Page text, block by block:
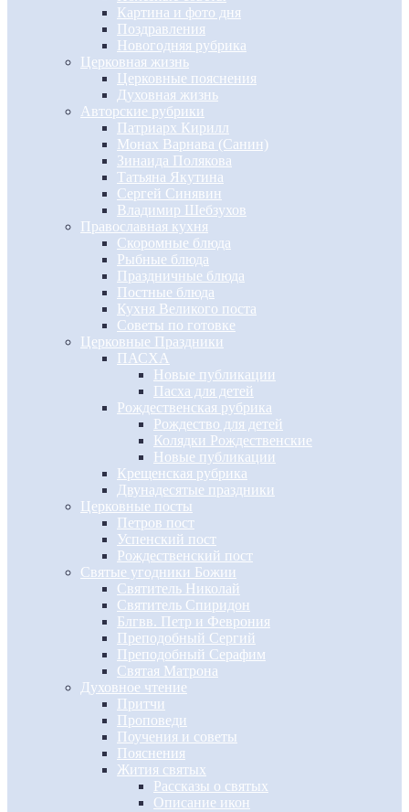
Картина и фото дня
Поздравления
Новогодняя рубрика
Церковная жизнь
Церковные пояснения
Духовная жизнь
Авторские рубрики
Патриарх Кирилл
Монах Варнава (Санин)
Зинаида Полякова
Татьяна Якутина
Сергей Синявин
Владимир Шебзухов
Православная кухня
Скоромные блюда
Рыбные блюда
Праздничные блюда
Постные блюда
Кухня Великого поста
Советы по готовке
Церковные Праздники
ПАСХА
Новые публикации
Пасха для детей
Рождественская рубрика
Рождество для детей
Колядки Рождественские
Новые публикации
Крещенская рубрика
Двунадесятые праздники
Церковные посты
Петров пост
Успенский пост
Рождественский пост
Святые угодники Божии
Святитель Николай
Святитель Спиридон
Блгвв. Петр и Феврония
Преподобный Сергий
Преподобный Серафим
Святая Матрона
Духовное чтение
Притчи
Проповеди
Поучения и советы
Пояснения
Жития святых
Рассказы о святых
Описание икон